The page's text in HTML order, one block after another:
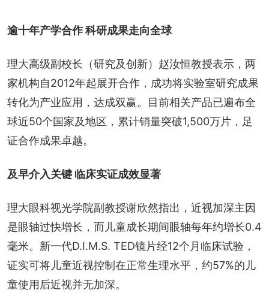
逾十年产学合作 科研成果走向全球
理大高级副校长（研究及创新）赵汝恒教授表示，两
家机构自2012年起展开合作，成功将实验室研究成果
转化为产业应用，达成双赢。目前相关产品已遍布全
球近50个国家及地区，累计销量突破1,500万片，足
证合作成果卓越。
及早介入关键 临床实证成效显著
理大眼科视光学院副教授谢欣然指出，近视加深主因
是眼轴过快增长，而儿童成长期间眼轴每年约增长0.4
毫米。新一代D.I.M.S. TED镜片经12个月临床试验，
证实可将儿童近视控制在正常生理水平，约57%的儿
童使用后近视并无加深。